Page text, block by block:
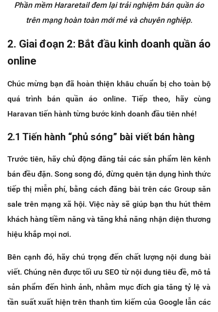
Phần mềm Hararetail đem lại trải nghiệm bán quần áo
trên mạng hoàn toàn mới mẻ và chuyên nghiệp.
2. Giai đoạn 2: Bắt đầu kinh doanh quần áo
online
Chúc mừng bạn đã hoàn thiện khâu chuẩn bị cho toàn bộ
quá trình bán quần áo online. Tiếp theo, hãy cùng
Haravan tiến hành từng bước kinh doanh đầu tiên nhé!
2.1 Tiến hành “phủ sóng” bài viết bán hàng
Trước tiên, hãy chủ động đăng tải các sản phẩm lên kênh
bán đều đặn. Song song đó, đừng quên tận dụng hình thức
tiếp thị miễn phí, bằng cách đăng bài trên các Group săn
sale trên mạng xã hội. Việc này sẽ giúp bạn thu hút thêm
khách hàng tiềm năng và tăng khả năng nhận diện thương
hiệu khắp mọi nơi.
Bên cạnh đó, hãy chú trọng đến chất lượng nội dung bài
viết. Chúng nên được tối ưu SEO từ nội dung tiêu đề, mô tả
sản phẩm đến hình ảnh, nhằm mục đích gia tăng tỷ lệ và
tần suất xuất hiện trên thanh tìm kiếm của Google lẫn các